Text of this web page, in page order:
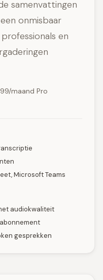
samenvattingen
onmisbaar
en
maand Pro
Microsoft Teams
audiokwaliteit
gesprekken